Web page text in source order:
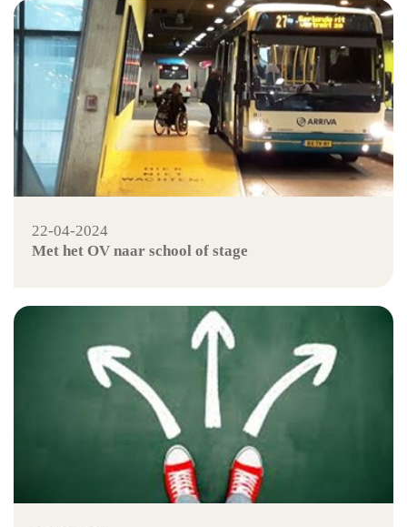
22-04-2024
Met het OV naar school of stage